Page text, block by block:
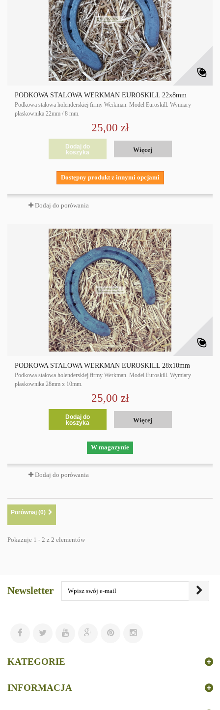
PODKOWA STALOWA WERKMAN EUROSKILL 22x8mm
Podkowa stalowa holenderskiej firmy Werkman. Model Euroskill. Wymiary
płaskownika 22mm / 8 mm.
25,00 zł
Dodaj do
koszyka
Więcej
Dostępny produkt z innymi opcjami
Dodaj do porówania
PODKOWA STALOWA WERKMAN EUROSKILL 28x10mm
Podkowa stalowa holenderskiej firmy Werkman. Model Euroskill. Wymiary
płaskownika 28mm x 10mm.
25,00 zł
Dodaj do
koszyka
Więcej
W magazynie
Dodaj do porówania
Porównaj (0)
Pokazuje 1 - 2 z 2 elementów
Newsletter
KATEGORIE
INFORMACJA